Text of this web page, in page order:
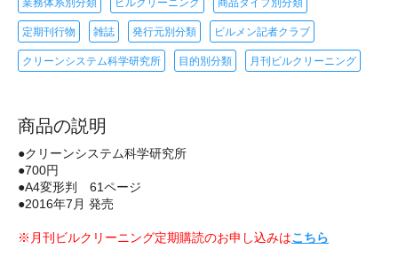
業務体系別分類 ビルクリーニング 商品タイプ別分類
定期刊行物 雑誌 発行元別分類 ビルメン記者クラブ
クリーンシステム科学研究所 目的別分類 月刊ビルクリーニング
商品の説明
●クリーンシステム科学研究所
●700円
●A4変形判 61ページ
●2016年7月 発売
※月刊ビルクリーニング定期購読のお申し込みはこちら